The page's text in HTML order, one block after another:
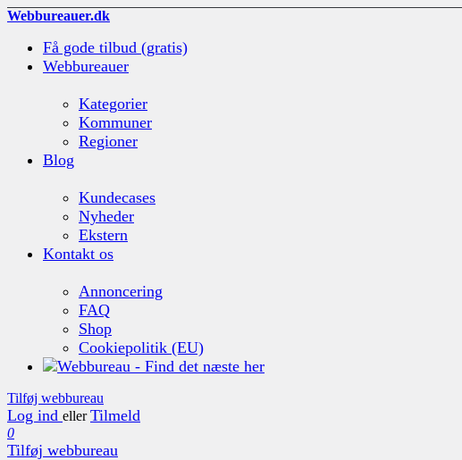
Webbureauer.dk
Få gode tilbud (gratis)
Webbureauer
Kategorier
Kommuner
Regioner
Blog
Kundecases
Nyheder
Ekstern
Kontakt os
Annoncering
FAQ
Shop
Cookiepolitik (EU)
Tilføj webbureau
Log ind eller Tilmeld
0
Tilføj webbureau